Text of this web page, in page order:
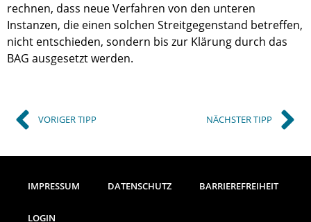
rechnen, dass neue Verfahren von den unteren
Instanzen, die einen solchen Streitgegenstand betreffen,
nicht entschieden, sondern bis zur Klärung durch das
BAG ausgesetzt werden.
VORIGER TIPP NÄCHSTER TIPP
IMPRESSUM DATENSCHUTZ BARRIEREFREIHEIT
LOGIN